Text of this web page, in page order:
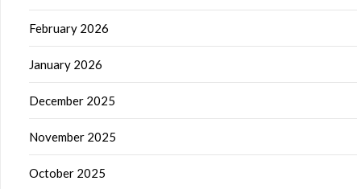
February 2026
January 2026
December 2025
November 2025
October 2025